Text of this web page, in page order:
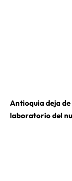
Antioquia deja de
laboratorio del